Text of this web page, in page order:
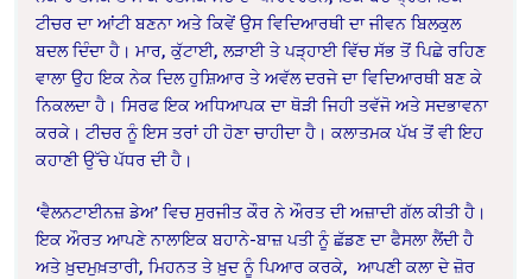
ਟੀਚਰ ਦਾ ਆਂਟੀ ਬਣਨਾ ਅਤੇ ਕਿਵੇਂ ਉਸ ਵਿਦਿਆਰਥੀ ਦਾ ਜੀਵਨ ਬਿਲਕੁਲ
ਬਦਲ ਦਿੰਦਾ ਹੈ। ਮਾਰ, ਕੁੱਟਾਈ, ਲੜਾਈ ਤੇ ਪੜ੍ਹਾਈ ਵਿੱਚ ਸੱਭ ਤੋਂ ਪਿਛੇ ਰਹਿਣ
ਵਾਲਾ ਉਹ ਇਕ ਨੇਕ ਦਿਲ ਹੁਸ਼ਿਆਰ ਤੇ ਅਵੱਲ ਦਰਜੇ ਦਾ ਵਿਦਿਆਰਥੀ ਬਣ ਕੇ
ਨਿਕਲਦਾ ਹੈ। ਸਿਰਫ ਇਕ ਅਧਿਆਪਕ ਦਾ ਥੋੜੀ ਜਿਹੀ ਤਵੱਜੋ ਅਤੇ ਸਦਭਾਵਨਾ
ਕਰਕੇ। ਟੀਚਰ ਨੂੰ ਇਸ ਤਰਾਂ ਹੀ ਹੋਣਾ ਚਾਹੀਦਾ ਹੈ। ਕਲਾਤਮਕ ਪੱਖ ਤੋਂ ਵੀ ਇਹ
ਕਹਾਣੀ ਉੱਚੇ ਪੱਧਰ ਦੀ ਹੈ।
‘ਵੈਲਨਟਾਈਨਜ਼ ਡੇਅ’ ਵਿਚ ਸੁਰਜੀਤ ਕੌਰ ਨੇ ਔਰਤ ਦੀ ਅਜ਼ਾਦੀ ਗੱਲ ਕੀਤੀ ਹੈ।
ਇਕ ਔਰਤ ਆਪਣੇ ਨਾਲਾਇਕ ਬਹਾਨੇ-ਬਾਜ਼ ਪਤੀ ਨੂੰ ਛੱਡਣ ਦਾ ਫੈਸਲਾ ਲੈਂਦੀ ਹੈ
ਅਤੇ ਖ਼ੁਦਮੁਖ਼ਤਾਰੀ, ਮਿਹਨਤ ਤੇ ਖ਼ੁਦ ਨੂੰ ਪਿਆਰ ਕਰਕੇ, ਆਪਣੀ ਕਲਾ ਦੇ ਜ਼ੋਰ